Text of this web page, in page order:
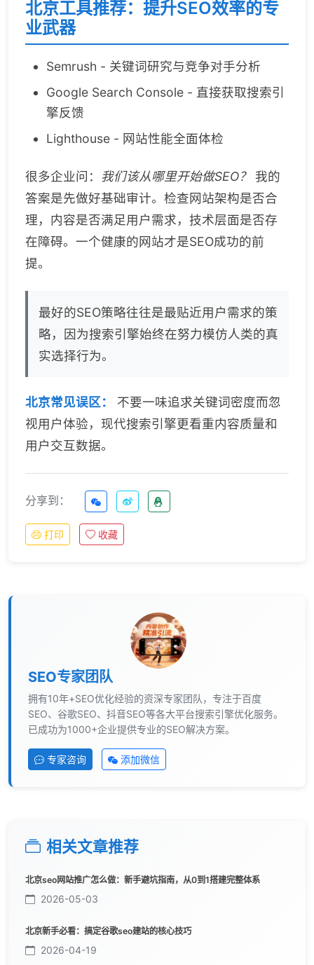
北京工具推荐：提升SEO效率的专
业武器
Semrush - 关键词研究与竞争对手分析
Google Search Console - 直接获取搜索引
擎反馈
Lighthouse - 网站性能全面体检
很多企业问： 我们该从哪里开始做SEO？ 我的
答案是先做好基础审计。检查网站架构是否合
理，内容是否满足用户需求，技术层面是否存
在障碍。一个健康的网站才是SEO成功的前
提。
最好的SEO策略往往是最贴近用户需求的策
略，因为搜索引擎始终在努力模仿人类的真
实选择行为。
北京常见误区：
不要一味追求关键词密度而忽
视用户体验，现代搜索引擎更看重内容质量和
用户交互数据。
分享到：
打印 收藏
SEO专家团队
拥有10年+SEO优化经验的资深专家团队，专注于百度
SEO、谷歌SEO、抖音SEO等各大平台搜索引擎优化服务。
已成功为1000+企业提供专业的SEO解决方案。
专家咨询 添加微信
相关文章推荐
北京seo网站推广怎么做：新手避坑指南，从0到1搭建完整体系
2026-05-03
北京新手必看：搞定谷歌seo建站的核心技巧
2026-04-19